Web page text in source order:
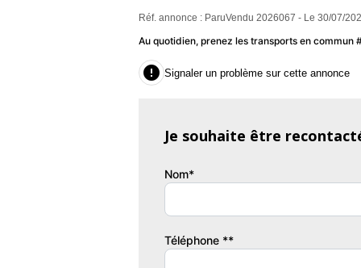
Equipements :
- Peinture nacrée
- Roue de secours Galette
- Toit en verre panoramique avec velum d
- 9,7 pouces
- Airbags rideaux latéraux AV & AR
- Antibrouillards AV
- Antipatinage
- Assistance au freinage d urgence
Réf. annonce : ParuVendu 2026067 - Le 30/07/
Au quotidien, prenez les transports en commun
 Signaler un problème sur cette annonce
Je souhaite être
Nom*
Téléphone **